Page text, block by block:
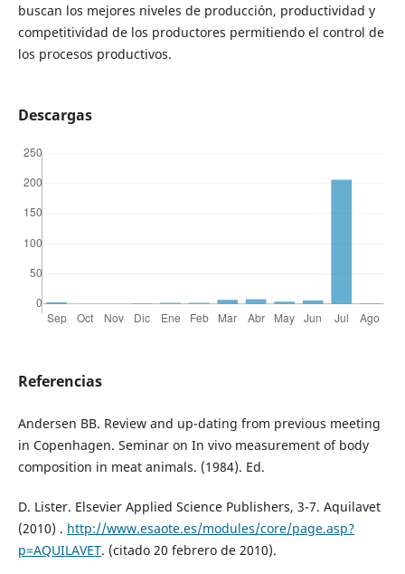
buscan los mejores niveles de producción, productividad y
competitividad de los productores permitiendo el control de
los procesos productivos.
Descargas
Referencias
Andersen BB. Review and up-dating from previous meeting
in Copenhagen. Seminar on In vivo measurement of body
composition in meat animals. (1984). Ed.
D. Lister. Elsevier Applied Science Publishers, 3-7. Aquilavet
(2010) . http://www.esaote.es/modules/core/page.asp?
p=AQUILAVET. (citado 20 febrero de 2010).